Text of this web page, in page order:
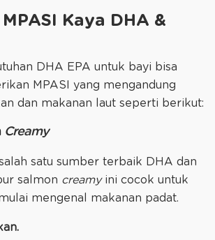
MPASI Kaya DHA &
DHA EPA untuk bayi bisa
MPASI yang mengandung
dan makanan laut seperti berikut:
Creamy
satu sumber terbaik DHA dan
salmon creamyini cocok untuk
mengenal makanan padat.